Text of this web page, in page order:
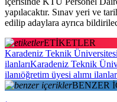
yapılacaktır. Sınav yeri ve
edilip adaylara ayrıca
ETİKETLER
Karadeniz Teknik Üniversitesi
ilanlarıKaradeniz Teknik
ilanıöğretim üyesi alımı
BENZER